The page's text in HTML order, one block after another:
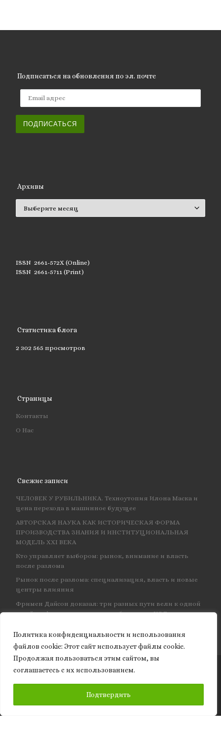
Политика конфиденциальности и использования
файлов сookie: Этот сайт использует файлы cookie.
Продолжая пользоваться этим сайтом, вы
соглашаетесь с их использованием.
Подтвердить
Подписаться на обновления по эл. почте
ПОДПИСАТЬСЯ
Архивы
ISSN 2661-572X (Online)
ISSN 2661-5711 (Print)
Статистика блога
2 302 565 просмотров
Страницы
Контакты
О Нас
Свежие записи
ЧЕЛОВЕК У РУБИЛЬНИКА. Техноутопия Илона Маска и
цена перехода в машинное будущее
АВТОРСКАЯ НАУКА КАК ИСТОРИЧЕСКАЯ ФОРМА
ПРОИЗВОДСТВА ЗНАНИЯ И ИНСТИТУЦИОНАЛЬНАЯ
МОДЕЛЬ XXI ВЕКА
Кто управляет выбором: рынок, внимание и власть
после разлома
Рынок после разлома: специализация, власть и новые
центры влияния
Фримен Дайсон доказал: три разных пути вели к одной
и той же физике — и навсегда объединил КЭД
© 2026Granite of science– Все права защищены